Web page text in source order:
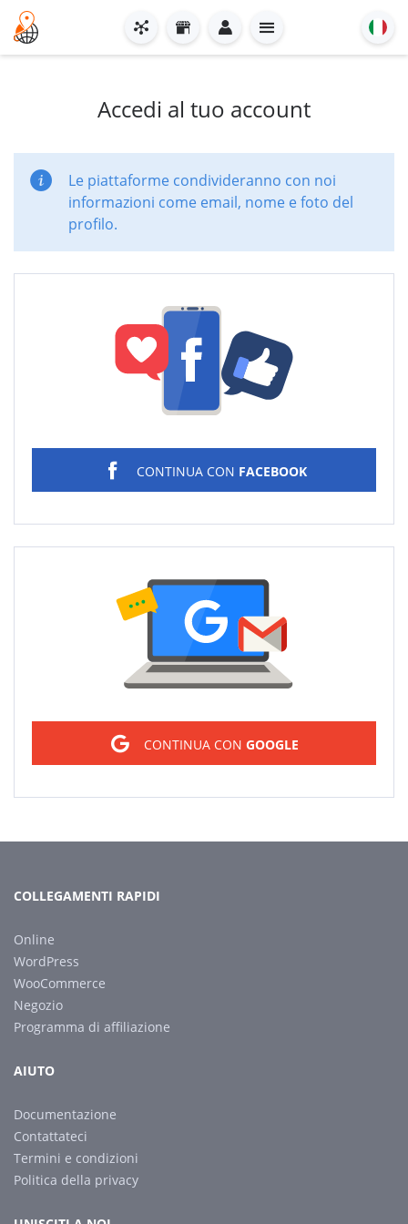
Accedi al tuo account
Le piattaforme condivideranno con noi
informazioni come email, nome e foto del
profilo.
CONTINUA CON FACEBOOK
CONTINUA CON GOOGLE
COLLEGAMENTI RAPIDI
Online
WordPress
WooCommerce
Negozio
Programma di affiliazione
AIUTO
Documentazione
Contattateci
Termini e condizioni
Politica della privacy